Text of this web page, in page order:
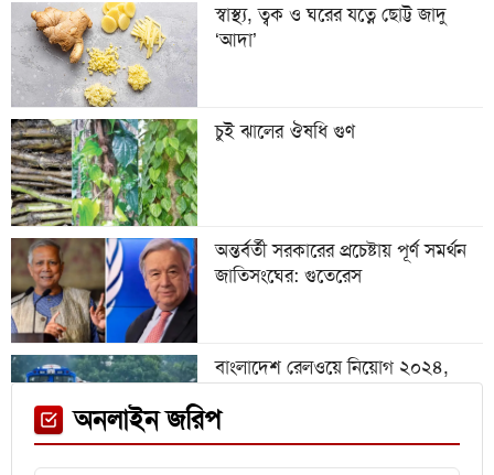
বিশ্বকাপে রোনালদিনহোকে ছাড়িয়ে
ফেনী স্টেশনে মেঘনা ট্রেনের ইঞ্জিন
বিকল, আড়াই ঘণ্টা আটকা ৮০০ যাত্রী
স্বাস্থ্য, ত্বক ও ঘরের যত্নে ছোট্ট জাদু
‘আদা’
চুই ঝালের ঔষধি গুণ
অন্তর্বর্তী সরকারের প্রচেষ্টায় পূর্ণ সমর্থন
জাতিসংঘের: গুতেরেস
বাংলাদেশ রেলওয়ে নিয়োগ ২০২৪,
অনলাইন জরিপ